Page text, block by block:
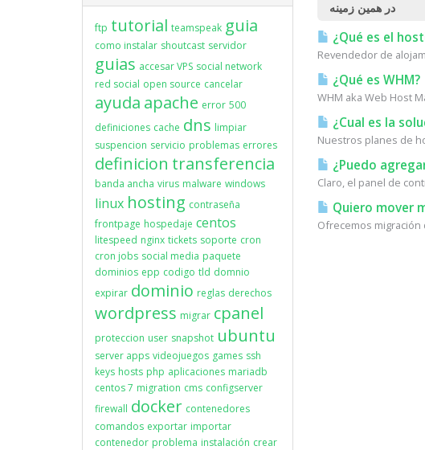
در همین زمینه
¿Qué es el
Revendedor de
¿Qué es WHM?
WHM aka Web Host
¿Cual es la
Nuestros planes de
¿Puedo
Claro, el panel de
Quiero mover
Ofrecemos
ftp tutorial teamspeak guia
como instalar shoutcast servidor
guias accesar VPS social network
red social open source cancelar
ayuda apache error 500
definiciones cache dns limpiar
suspencion servicio problemas errores
definicion transferencia
banda ancha virus malware windows
linux hosting contraseña
frontpage hospedaje centos
litespeed nginx tickets soporte cron
cron jobs social media paquete
dominios epp codigo tld domnio
expirar dominio reglas derechos
wordpress migrar cpanel
proteccion user snapshot ubuntu
server apps videojuegos games ssh
keys hosts php aplicaciones mariadb
centos 7 migration cms configserver
firewall docker contenedores
comandos exportar importar
contenedor problema instalación crear